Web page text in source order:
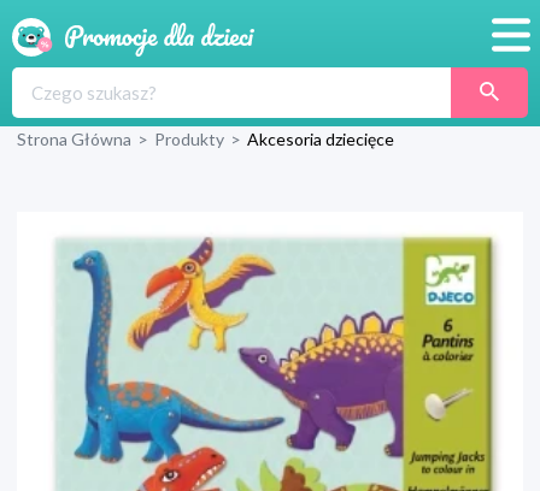
Produkty
Blog
Wyprawka
Strona Główna > Produkty > Akcesoria dziecięce